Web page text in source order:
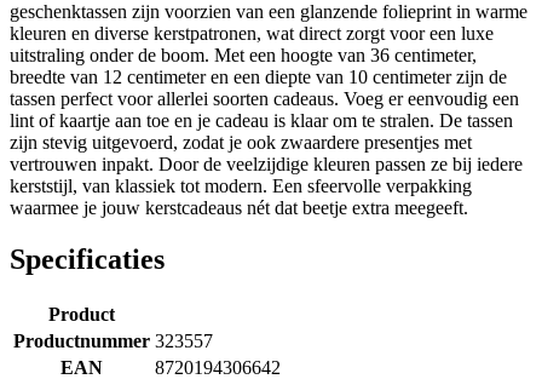
geschenktassen zijn voorzien van een glanzende folieprint in warme
kleuren en diverse kerstpatronen, wat direct zorgt voor een luxe
uitstraling onder de boom. Met een hoogte van 36 centimeter,
breedte van 12 centimeter en een diepte van 10 centimeter zijn de
tassen perfect voor allerlei soorten cadeaus. Voeg er eenvoudig een
lint of kaartje aan toe en je cadeau is klaar om te stralen. De tassen
zijn stevig uitgevoerd, zodat je ook zwaardere presentjes met
vertrouwen inpakt. Door de veelzijdige kleuren passen ze bij iedere
kerststijl, van klassiek tot modern. Een sfeervolle verpakking
waarmee je jouw kerstcadeaus nét dat beetje extra meegeeft.
Specificaties
Product
Productnummer 323557
EAN
8720194306642